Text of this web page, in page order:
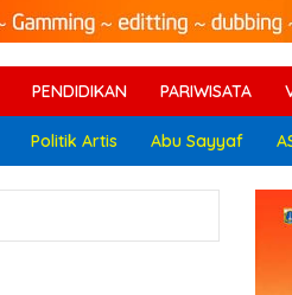
PENDIDIKAN PARIWISATA
Politik Artis Abu Sayyaf